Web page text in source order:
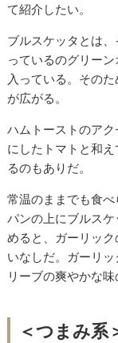
て紹介したい。
ブルスケッタとは
っているのグリー
入っている。その
が広がる。
ハムトーストのア
にしたトマトと和
るのもありだ。
常温のままでも食べ
パンの上にブルス
めると、ガーリッ
いなしだ。ガーリ
リーブの爽やかな味
＜つまみ